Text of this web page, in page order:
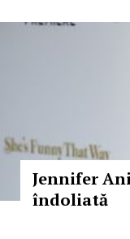
Jennifer
îndoliată